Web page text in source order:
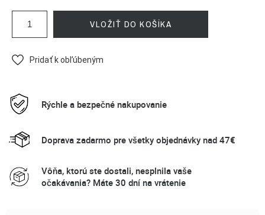
VLOŽIŤ DO KOŠÍKA
Pridať k obľúbeným
Rýchle a bezpečné nakupovanie
Doprava zadarmo pre všetky objednávky nad 47€
Vôňa, ktorú ste dostali, nesplnila vaše
očakávania? Máte 30 dní na vrátenie